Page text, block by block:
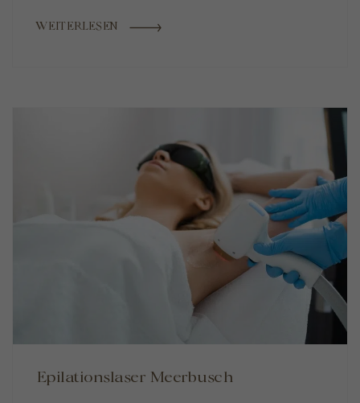
WEITERLESEN
Epilationslaser Meerbusch